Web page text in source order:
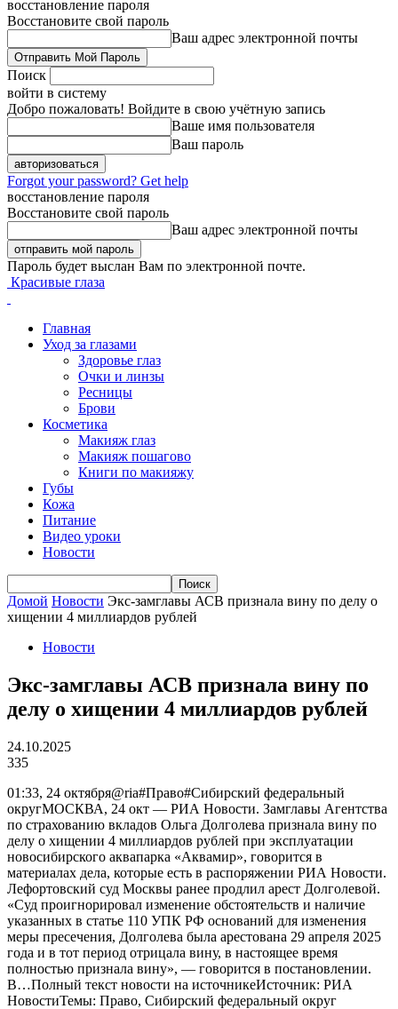
восстановление пароля
Восстановите свой пароль
Ваш адрес электронной почты
Поиск
войти в систему
Добро пожаловать! Войдите в свою учётную запись
Ваше имя пользователя
Ваш пароль
Forgot your password? Get help
восстановление пароля
Восстановите свой пароль
Ваш адрес электронной почты
Пароль будет выслан Вам по электронной почте.
Красивые глаза
Главная
Уход за глазами
Здоровье глаз
Очки и линзы
Ресницы
Брови
Косметика
Макияж глаз
Макияж пошагово
Книги по макияжу
Губы
Кожа
Питание
Видео уроки
Новости
Домой Новости Экс-замглавы АСВ признала вину по делу о
хищении 4 миллиардов рублей
Новости
Экс-замглавы АСВ признала вину по
делу о хищении 4 миллиардов рублей
24.10.2025
335
01:33, 24 октября@ria#Право#Сибирский федеральный
округМОСКВА, 24 окт — РИА Новости. Замглавы Агентства
по страхованию вкладов Ольга Долголева признала вину по
делу о хищении 4 миллиардов рублей при эксплуатации
новосибирского аквапарка «Аквамир», говорится в
материалах дела, которые есть в распоряжении РИА Новости.
Лефортовский суд Москвы ранее продлил арест Долголевой.
«Суд проигнорировал изменение обстоятельств и наличие
указанных в статье 110 УПК РФ оснований для изменения
меры пресечения, Долголева была арестована 29 апреля 2025
года и в тот период отрицала вину, в настоящее время
полностью признала вину», — говорится в постановлении.
В…Полный текст новости на источникеИсточник: РИА
НовостиТемы: Право, Сибирский федеральный округ